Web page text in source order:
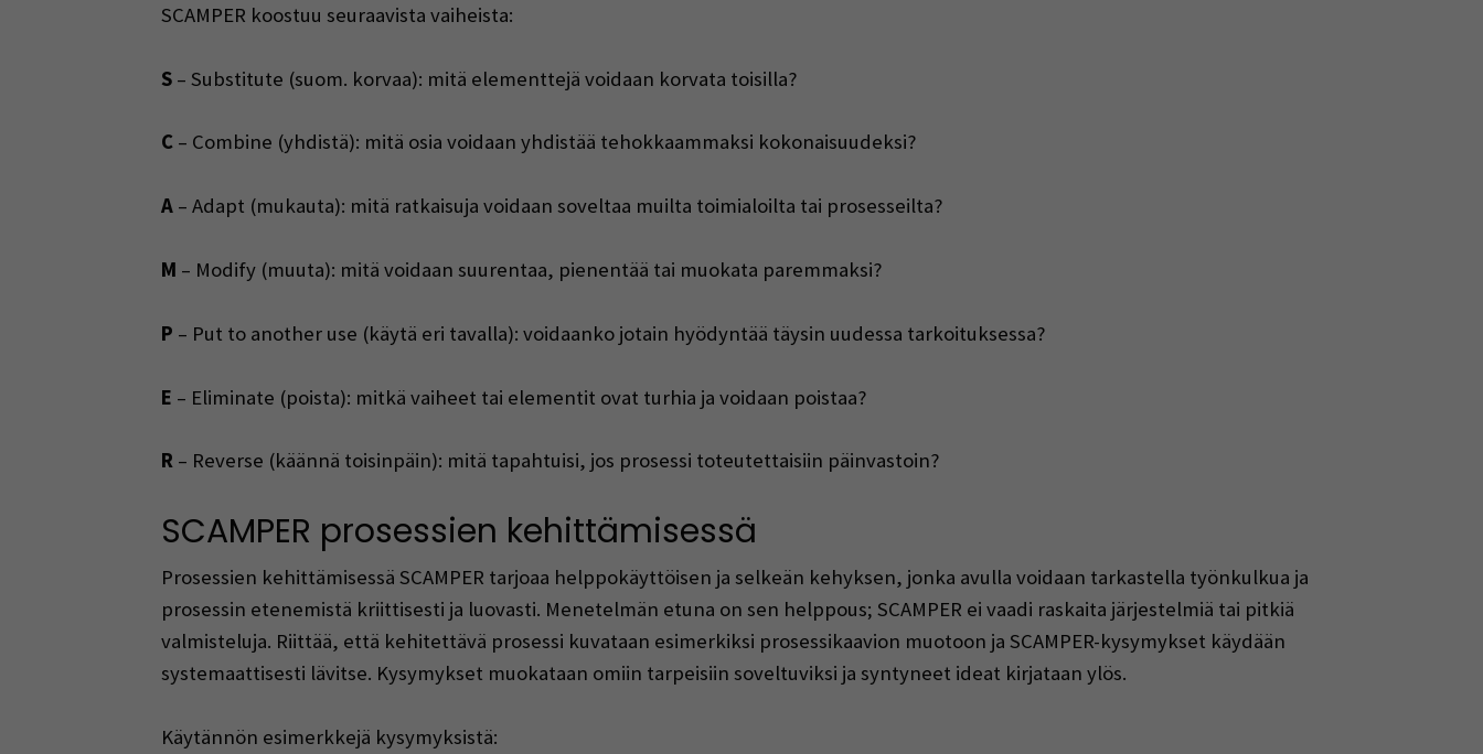
SCAMPER koostuu seuraavista vaiheista:
S– Substitute (suom. korvaa): mitä elementtejä voidaan korvata toisilla?
C– Combine (yhdistä): mitä osia voidaan yhdistää tehokkaammaksi kokonaisuudeksi?
A– Adapt (mukauta): mitä ratkaisuja voidaan soveltaa muilta toimialoilta tai prosesseilta?
M – Modify (muuta): mitä voidaan suurentaa, pienentää tai muokata paremmaksi?
P – Put to another use (käytä eri tavalla): voidaanko jotain hyödyntää täysin uudessa tarkoituksessa?
E – Eliminate (poista): mitkä vaiheet tai elementit ovat turhia ja voidaan poistaa?
R– Reverse (käännä toisinpäin): mitä tapahtuisi, jos prosessi toteutettaisiin päinvastoin?
SCAMPER prosessien kehittämisessä
Prosessien kehittämisessä SCAMPER tarjoaa helppokäyttöisen ja selkeän kehyksen, jonka avulla voidaan tarkastella työnkulkua ja
prosessin etenemistä kriittisesti ja luovasti. Menetelmän etuna on sen helppous; SCAMPER ei vaadi raskaita järjestelmiä tai pitkiä
valmisteluja. Riittää, että kehitettävä prosessi kuvataan esimerkiksi prosessikaavion muotoon ja SCAMPER-kysymykset käydään
systemaattisesti lävitse. Kysymykset muokataan omiin tarpeisiin soveltuviksi ja syntyneet ideat kirjataan ylös.
Käytännön esimerkkejä kysymyksistä: